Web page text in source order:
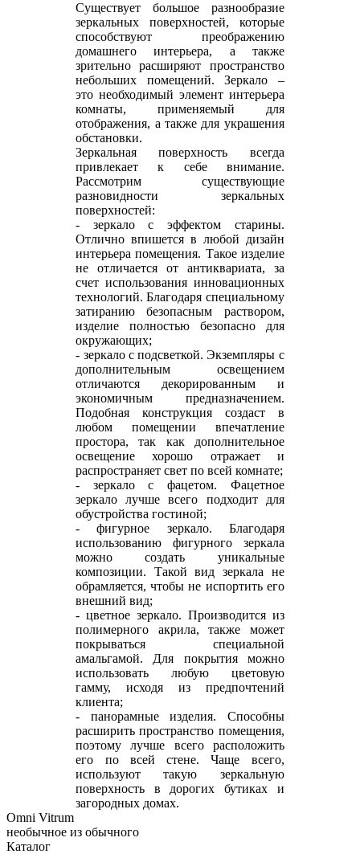
Существует большое разнообразие
зеркальных поверхностей, которые
способствуют преображению
домашнего интерьера, а также
зрительно расширяют пространство
небольших помещений. Зеркало –
это необходимый элемент интерьера
комнаты, применяемый для
отображения, а также для украшения
обстановки.
Зеркальная поверхность всегда
привлекает к себе внимание.
Рассмотрим существующие
разновидности зеркальных
поверхностей:
- зеркало с эффектом старины.
Отлично впишется в любой дизайн
интерьера помещения. Такое изделие
не отличается от антиквариата, за
счет использования инновационных
технологий. Благодаря специальному
затиранию безопасным раствором,
изделие полностью безопасно для
окружающих;
- зеркало с подсветкой. Экземпляры с
дополнительным освещением
отличаются декорированным и
экономичным предназначением.
Подобная конструкция создаст в
любом помещении впечатление
простора, так как дополнительное
освещение хорошо отражает и
распространяет свет по всей комнате;
- зеркало с фацетом. Фацетное
зеркало лучше всего подходит для
обустройства гостиной;
- фигурное зеркало. Благодаря
использованию фигурного зеркала
можно создать уникальные
композиции. Такой вид зеркала не
обрамляется, чтобы не испортить его
внешний вид;
- цветное зеркало. Производится из
полимерного акрила, также может
покрываться специальной
амальгамой. Для покрытия можно
использовать любую цветовую
гамму, исходя из предпочтений
клиента;
- панорамные изделия. Способны
расширить пространство помещения,
поэтому лучше всего расположить
его по всей стене. Чаще всего,
используют такую зеркальную
поверхность в дорогих бутиках и
загородных домах.
Omni Vitrum
необычное из обычного
Каталог